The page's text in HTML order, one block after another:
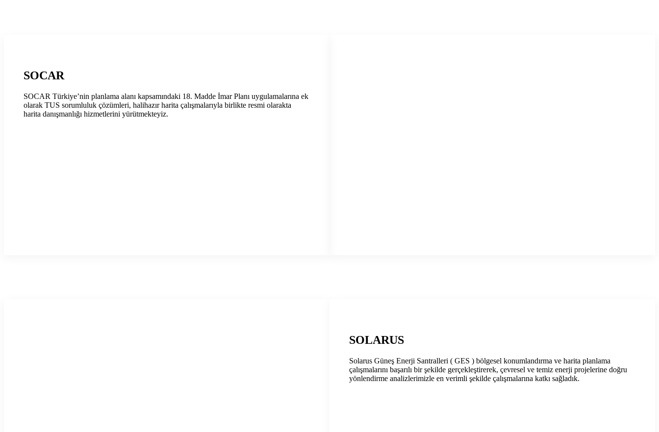
SOCAR
SOCAR Türkiye’nin planlama alanı kapsamındaki 18. Madde İmar Planı uygulamalarına ek
olarak TUS sorumluluk çözümleri, halihazır harita çalışmalarıyla birlikte resmi olarakta
harita danışmanlığı hizmetlerini yürütmekteyiz.
SOLARUS
Solarus Güneş Enerji Santralleri ( GES ) bölgesel konumlandırma ve harita planlama
çalışmalarını başarılı bir şekilde gerçekleştirerek, çevresel ve temiz enerji projelerine doğru
yönlendirme analizlerimizle en verimli şekilde çalışmalarına katkı sağladık.